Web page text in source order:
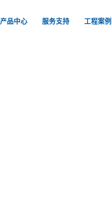
产品中心 服务支持 工程案例